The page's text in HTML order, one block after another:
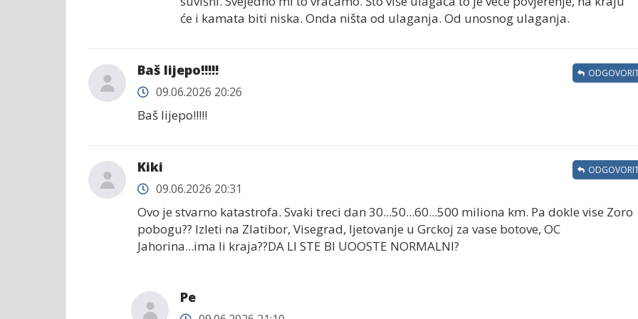
će i kamata biti niska. Onda ništa od ulaganja. Od unosnog ulaganja.
Baš lijepo!!!!!
09.06.2026 20:26
Baš lijepo!!!!!
Kiki
09.06.2026 20:31
Ovo je stvarno katastrofa. Svaki treci dan 30...50...60...500 miliona km. Pa dokle vise Zoro
pobogu?? Izleti na Zlatibor, Visegrad, ljetovanje u Grckoj za vase botove, OC
Jahorina...ima li kraja??DA LI STE BI UOOSTE NORMALNI?
Ре